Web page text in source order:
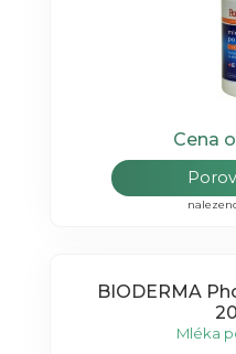
Cena
BIODERMA
Mléka